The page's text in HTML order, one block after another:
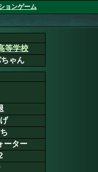
ョンゲーム
等学校
ゃん
ーター